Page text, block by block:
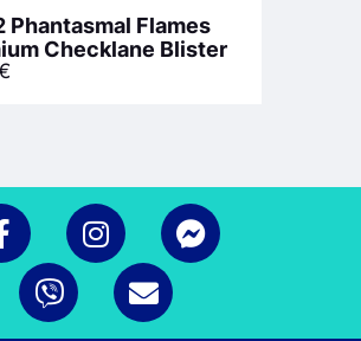
Phantasmal Flames
Checklane Blister